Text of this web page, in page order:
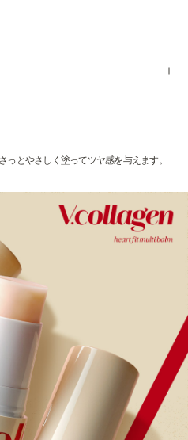
とやさしく塗ってツヤ感を与えます。